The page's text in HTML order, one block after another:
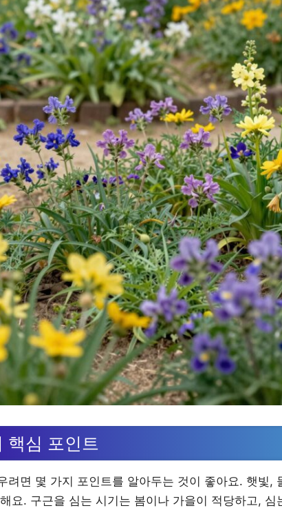
핵심 포인트
려면 몇 가지 포인트를 알아두는 것이 좋아요. 햇빛,
요. 구근을 심는 시기는 봄이나 가을이 적당하고, 심